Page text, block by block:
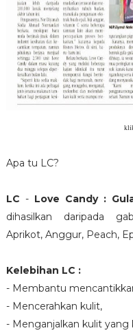
Apa tu LC?
LC - Love Candy :
dihasilkan daripada
Aprikot, Anggur, Peach,
Kelebihan LC :
- Membantu
- Mencerahkan kulit,
- Menganjalkan kulit yang